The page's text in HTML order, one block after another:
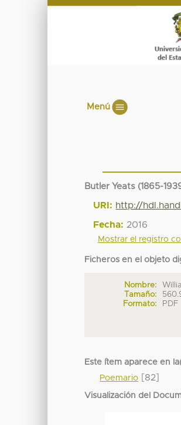
Menú
Butler Yeats (1865-
URI: http://
Fecha: 2016
Mostrar el registro
Ficheros en el objeto
Nombre:
Tamaño:
Formato:
PDF
Este ítem aparece en
Poemario [82]
Visualización del